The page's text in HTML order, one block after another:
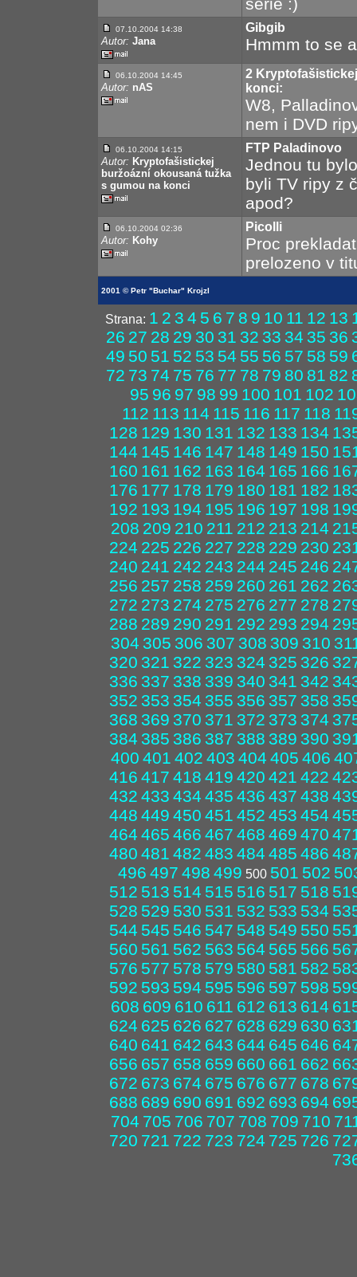
07.10.2004 14:38
Autor: Jana
Gibgib
Hmmm to se
06.10.2004 14:45
Autor: nAS
2
konci:
W8,
nem i DVD
06.10.2004 14:15
Autor: Kryptofašistickej
buržoázní okousaná tužka
s gumou na konci
FTP Paladinovo
Jednou tu
byli TV ripy z
apod?
06.10.2004 02:36
Autor: Kohy
Picolli
Proc
prelozeno v
2001 © Petr "Buchar" Krojzl
Strana: 1 2 3 4 5 6 7 8 9 10 11 12 13
26 27 28 29 30 31 32 33 34 35 36
49 50 51 52 53 54 55 56 57 58 59
72 73 74 75 76 77 78 79 80 81 82
95 96 97 98 99 100 101 102
112 113 114 115 116 117 118
128 129 130 131 132 133 134
144 145 146 147 148 149 150
160 161 162 163 164 165 166
176 177 178 179 180 181 182
192 193 194 195 196 197 198
208 209 210 211 212 213 214
224 225 226 227 228 229 230
240 241 242 243 244 245 246
256 257 258 259 260 261 262
272 273 274 275 276 277 278
288 289 290 291 292 293 294
304 305 306 307 308 309 310
320 321 322 323 324 325 326
336 337 338 339 340 341 342
352 353 354 355 356 357 358
368 369 370 371 372 373 374
384 385 386 387 388 389 390
400 401 402 403 404 405 406
416 417 418 419 420 421 422
432 433 434 435 436 437 438
448 449 450 451 452 453 454
464 465 466 467 468 469 470
480 481 482 483 484 485 486
496 497 498 499 500 501 502
512 513 514 515 516 517 518
528 529 530 531 532 533 534
544 545 546 547 548 549 550
560 561 562 563 564 565 566
576 577 578 579 580 581 582
592 593 594 595 596 597 598
608 609 610 611 612 613 614
624 625 626 627 628 629 630
640 641 642 643 644 645 646
656 657 658 659 660 661 662
672 673 674 675 676 677 678
688 689 690 691 692 693 694
704 705 706 707 708 709 710
720 721 722 723 724 725 726